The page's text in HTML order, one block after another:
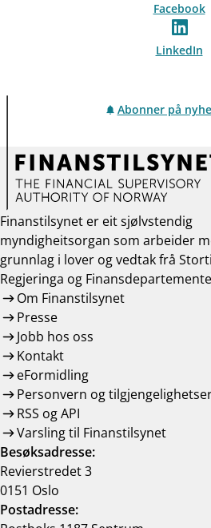
Facebook
LinkedIn
Abonner på
Finanstilsynet er eit sjølvstendig
myndigheitsorgan som arbeider
grunnlag i lover og vedtak frå
Regjeringa og
Om Finanstilsynet
Presse
Jobb hos oss
Kontakt
eFormidling
Personvern og
RSS og API
Varsling til Finanstilsynet
Besøksadresse:
Revierstredet 3
0151 Oslo
Postadresse: